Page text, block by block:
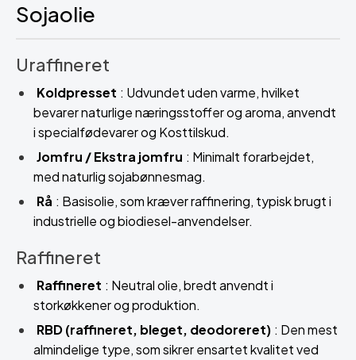
Sojaolie
Uraffineret
Koldpresset : Udvundet uden varme, hvilket
bevarer naturlige næringsstoffer og aroma, anvendt
i specialfødevarer og Kosttilskud.
Jomfru / Ekstra jomfru : Minimalt forarbejdet,
med naturlig sojabønnesmag.
Rå : Basisolie, som kræver raffinering, typisk brugt i
industrielle og biodiesel-anvendelser.
Raffineret
Raffineret : Neutral olie, bredt anvendt i
storkøkkener og produktion.
RBD (raffineret, bleget, deodoreret) : Den mest
almindelige type, som sikrer ensartet kvalitet ved